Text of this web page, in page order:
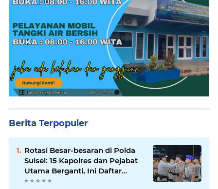
Berita Terpopuler
Rotasi Besar-besaran di Polda
Sulsel: 15 Kapolres dan Pejabat
Utama Berganti, Ini Daftar
Lengkapnya